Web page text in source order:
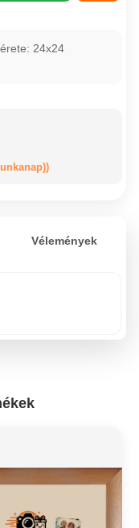
24x24
Vélemények